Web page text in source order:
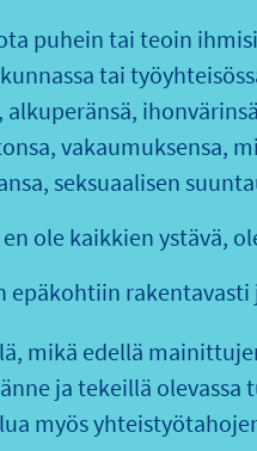
puhein tai teoin
tai
alkuperänsä,
vakaumuksensa,
seksuaalisen
en ole kaikkien ystävä,
epäkohtiin rakentavasti
mikä edellä
ja tekeillä olevassa
myös